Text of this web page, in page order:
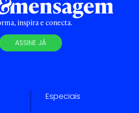
inspira e conecta.
ASSINE JÁ
Especiais